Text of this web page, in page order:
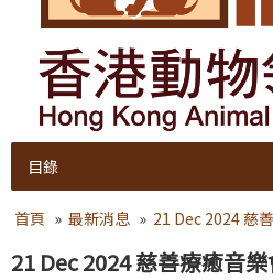
目錄
首頁 » 最新消息 » 21 Dec 2024 慈
21 Dec 2024 慈善療癒音